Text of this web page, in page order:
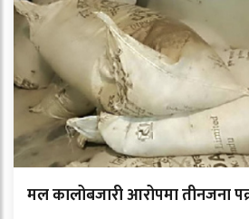
मल कालोबजारी आरोपमा तीनजना